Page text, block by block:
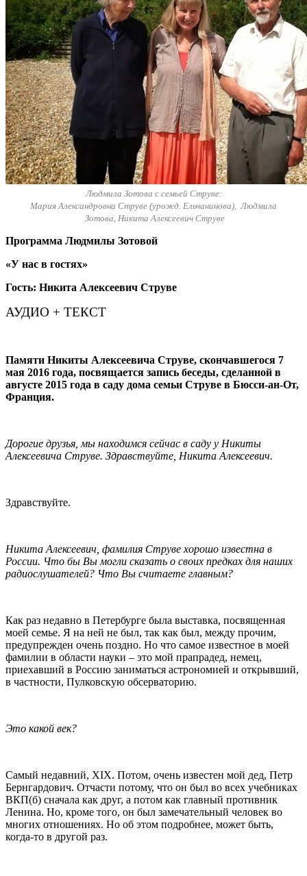
Людмила Зотова с семьей Струве:
Мария Александровна Струве (урожд. Ельчанинова), Людмила
Зотова, Никита Алексеевич Струве
Программа Людмилы Зотовой
«У нас в гостях»
Гость: Никита Алексеевич Струве
АУДИО + ТЕКСТ
Памяти Никиты Алексеевича Струве, скончавшегося 7
мая 2016 года, посвящается запись беседы, сделанной в
августе 2015 года в саду дома семьи Струве в Бюсси-ан-От,
Франция.
Дорогие друзья, мы находимся сейчас в саду у Никиты
Алексеевича Струве. Здравствуйте, Никита Алексеевич.
Здравствуйте.
Никита Алексеевич, фамилия Струве хорошо известна в
России. Что бы Вы могли сказать о своих предках для наших
радиослушателей? Что Вы считаете главным?
Как раз недавно в Петербурге была выставка, посвященная
моей семье. Я на ней не был, так как был, между прочим,
предупрежден очень поздно. Но что самое известное в моей
фамилии в области науки – это мой прапрадед, немец,
приехавший в Россию заниматься астрономией и открывший,
в частности, Пулковскую обсерваторию.
Это какой век?
Самый недавний, XIX. Потом, очень известен мой дед, Петр
Бернгардович. Отчасти потому, что он был во всех учебниках
ВКП(б) сначала как друг, а потом как главный противник
Ленина. Но, кроме того, он был замечательный человек во
многих отношениях. Но об этом подробнее, может быть,
когда-то в другой раз.